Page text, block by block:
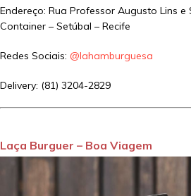
Endereço: Rua Professor Augusto Lins e
Container – Setúbal – Recife
Redes Sociais: @lahamburguesa
Delivery: (81) 3204-2829
Laça Burguer – Boa Viagem